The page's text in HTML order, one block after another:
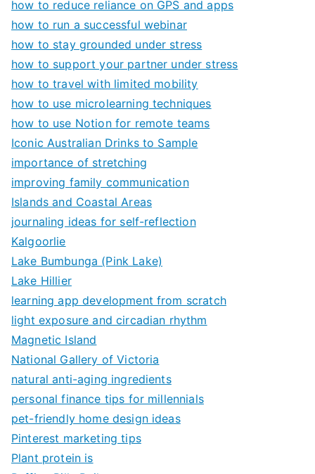
how to reduce reliance on GPS and apps
how to run a successful webinar
how to stay grounded under stress
how to support your partner under stress
how to travel with limited mobility
how to use microlearning techniques
how to use Notion for remote teams
Iconic Australian Drinks to Sample
importance of stretching
improving family communication
Islands and Coastal Areas
journaling ideas for self-reflection
Kalgoorlie
Lake Bumbunga (Pink Lake)
Lake Hillier
learning app development from scratch
light exposure and circadian rhythm
Magnetic Island
National Gallery of Victoria
natural anti-aging ingredients
personal finance tips for millennials
pet-friendly home design ideas
Pinterest marketing tips
Plant protein is